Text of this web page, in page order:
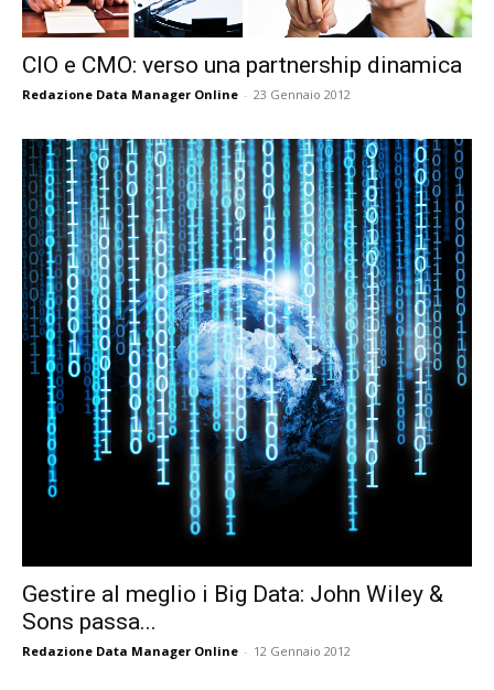
CIO e CMO: verso una partnership dinamica
Redazione Data Manager Online - 23 Gennaio 2012
Gestire al meglio i Big Data: John Wiley &
Sons passa...
Redazione Data Manager Online - 12 Gennaio 2012